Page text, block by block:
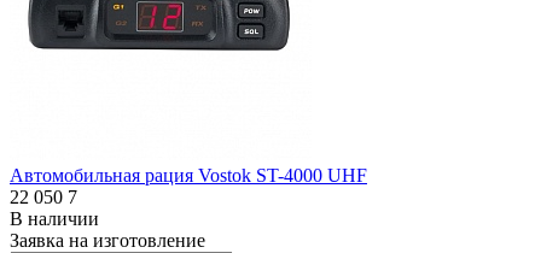
Автомобильная рация Vostok ST-4000 UHF
22 050 7
В наличии
Заявка на изготовление